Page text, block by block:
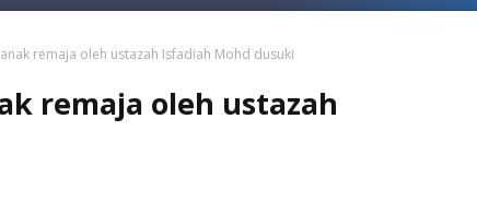
remaja oleh ustazah Isfadiah Mohd dusuki
remaja oleh ustazah